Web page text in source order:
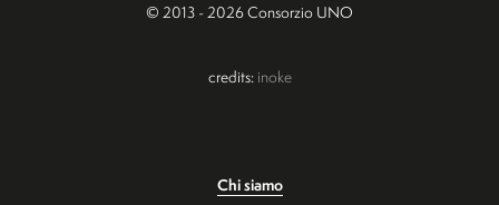
© 2013 - 2026 Consorzio UNO
credits: inoke
Chi siamo